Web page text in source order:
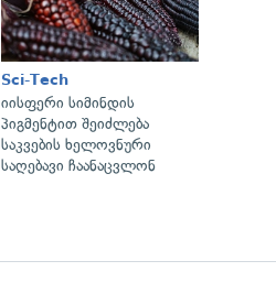
Sci-Tech
იისფერი სიმინდის
პიგმენტით შეიძლება
საკვების ხელოვნური
საღებავი ჩაანაცვლონ